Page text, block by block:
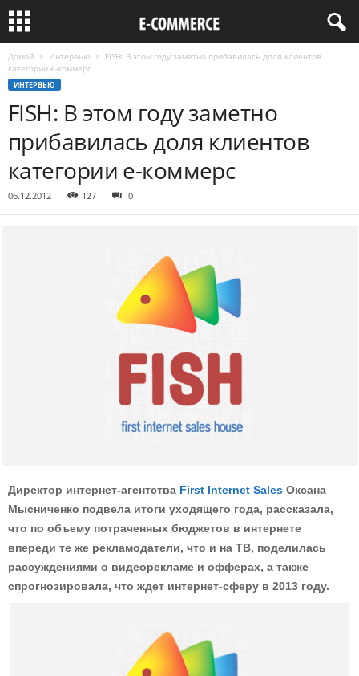
Домой Интервью
FISH: В этом году заметно прибавилась доля клиентов
категории е-коммерс
ИНТЕРВЬЮ
FISH: В этом году заметно
прибавилась доля клиентов
категории е-коммерс
06.12.2012 127 0
Директор интернет-агентства First Internet Sales Оксана
Мысниченко подвела итоги уходящего года, рассказала,
что по объему потраченных бюджетов в интернете
впереди те же рекламодатели, что и на ТВ, поделилась
рассуждениями о видеорекламе и офферах, а также
спрогнозировала, что ждет интернет-сферу в 2013 году.